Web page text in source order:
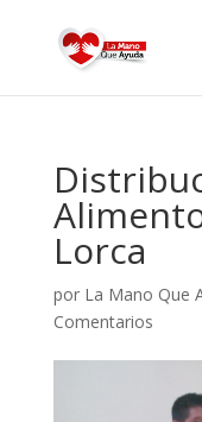
Lorca
por La Mano Que
Comentarios